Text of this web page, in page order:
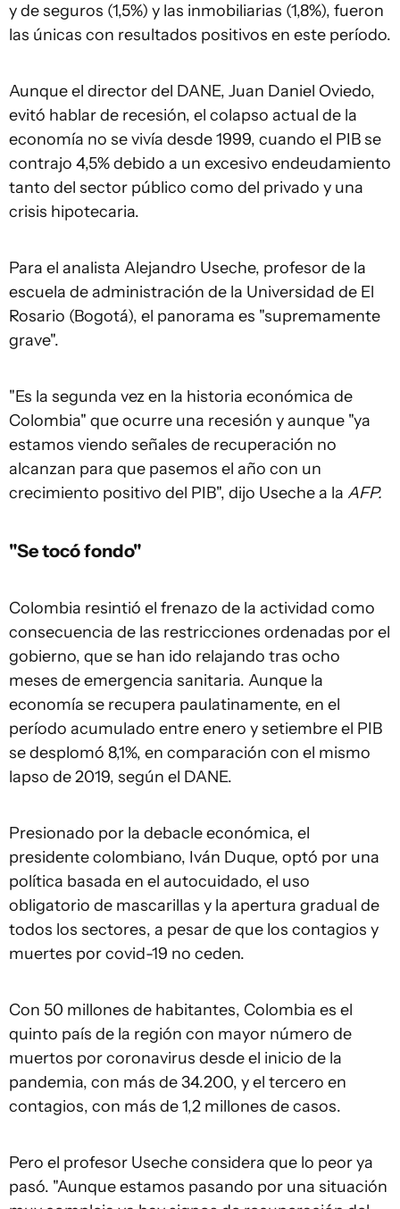
y de seguros (1,5%) y las inmobiliarias (1,8%), fueron
las únicas con resultados positivos en este período.
Aunque el director del DANE, Juan Daniel Oviedo,
evitó hablar de recesión, el colapso actual de la
economía no se vivía desde 1999, cuando el PIB se
contrajo 4,5% debido a un excesivo endeudamiento
tanto del sector público como del privado y una
crisis hipotecaria.
Para el analista Alejandro Useche, profesor de la
escuela de administración de la Universidad de El
Rosario (Bogotá), el panorama es "supremamente
grave".
"Es la segunda vez en la historia económica de
Colombia" que ocurre una recesión y aunque "ya
estamos viendo señales de recuperación no
alcanzan para que pasemos el año con un
crecimiento positivo del PIB", dijo Useche a la AFP.
"Se tocó fondo"
Colombia resintió el frenazo de la actividad como
consecuencia de las restricciones ordenadas por el
gobierno, que se han ido relajando tras ocho
meses de emergencia sanitaria. Aunque la
economía se recupera paulatinamente, en el
período acumulado entre enero y setiembre el PIB
se desplomó 8,1%, en comparación con el mismo
lapso de 2019, según el DANE.
Presionado por la debacle económica, el
presidente colombiano, Iván Duque, optó por una
política basada en el autocuidado, el uso
obligatorio de mascarillas y la apertura gradual de
todos los sectores, a pesar de que los contagios y
muertes por covid-19 no ceden.
Con 50 millones de habitantes, Colombia es el
quinto país de la región con mayor número de
muertos por coronavirus desde el inicio de la
pandemia, con más de 34.200, y el tercero en
contagios, con más de 1,2 millones de casos.
Pero el profesor Useche considera que lo peor ya
pasó. "Aunque estamos pasando por una situación